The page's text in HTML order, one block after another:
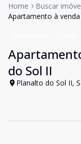
Home
Buscar
Apartamento à
do Sol II
Planalto do Sol II,